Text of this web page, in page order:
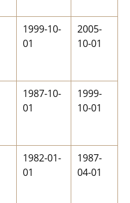
1999-10-
01
2005-
10-01
1987-10-
01
1999-
10-01
1982-01-
01
1987-
04-01